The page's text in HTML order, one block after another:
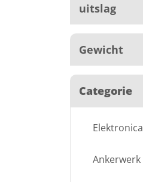
uitslag
Gewicht
Categorie
Elektronica
Ankerwerk